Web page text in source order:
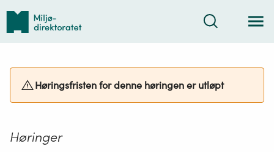
Tilbake
forsiden
Søk
Høringsfristen for denne høringen er utløpt
Høringer